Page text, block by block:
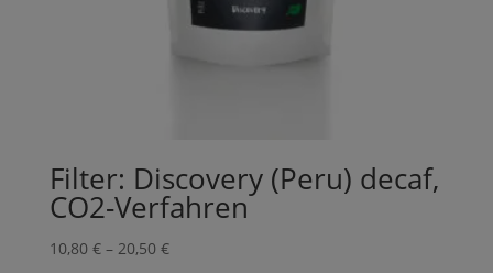
Filter: Discovery (Peru) decaf,
CO2-Verfahren
10,80 €– 20,50 €